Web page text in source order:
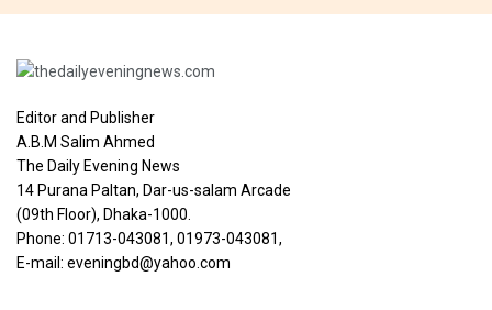
Editor and Publisher
A.B.M Salim Ahmed
The Daily Evening News
14 Purana Paltan, Dar-us-salam Arcade
(09th Floor), Dhaka-1000.
Phone: 01713-043081, 01973-043081,
E-mail: eveningbd@yahoo.com